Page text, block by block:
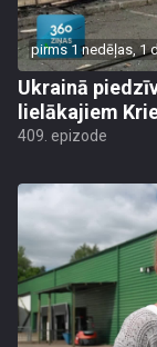
pirms 1 nedēļas, 1
Ukrainā
lielākajiem
409. epizode